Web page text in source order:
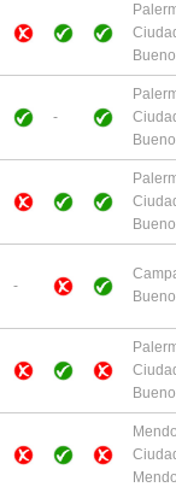
-
-